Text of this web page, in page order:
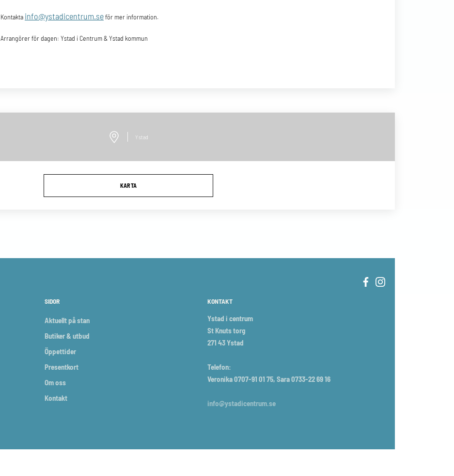
Kontakta info@ystadicentrum.seför mer information.
Arrangörer för dagen: Ystad i Centrum & Ystad kommun
Ystad
KARTA
SIDOR
Aktuellt på stan
Butiker & utbud
Öppettider
Presentkort
Om oss
Kontakt
KONTAKT
Ystad i centrum
St Knuts torg
271 43 Ystad
Telefon:
Veronika 0707-91 01 75, Sara 0733-22 69 16
info@ystadicentrum.se